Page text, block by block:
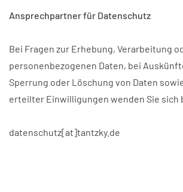
Ansprechpartner für Datenschutz
Bei Fragen zur Erhebung, Verarbeitung
personenbezogenen Daten, bei
Sperrung oder Löschung von Daten
erteilter Einwilligungen wenden Sie sich
datenschutz[at]tantzky.de